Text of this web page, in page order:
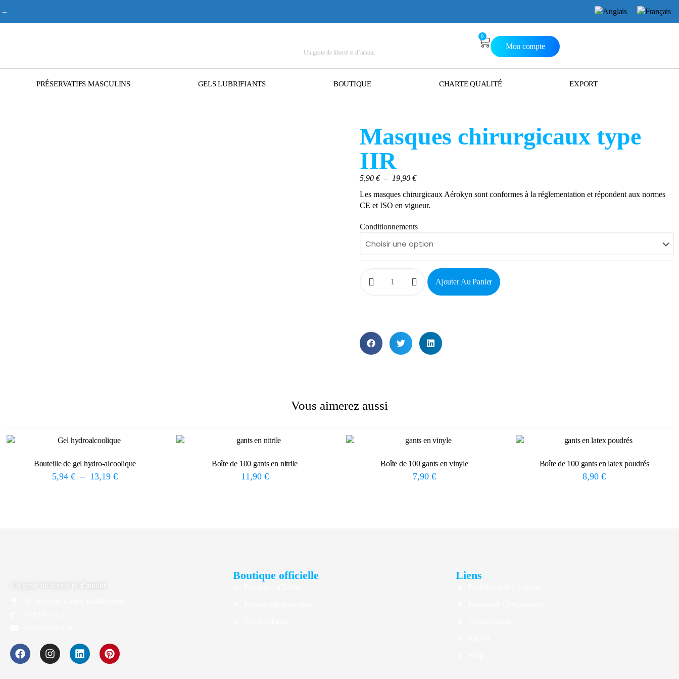
–
Un geste de liberté et d’amour
0
Mon compte
PRÉSERVATIFS MASCULINS GELS LUBRIFIANTS BOUTIQUE CHARTE QUALITÉ EXPORT
Masques chirurgicaux type
IIR
5,90 € – 19,90 €
Les masques chirurgicaux Aérokyn sont conformes à la réglementation et répondent aux normes
CE et ISO en vigueur.
Conditionnements
Ajouter Au Panier
Vous aimerez aussi
Bouteille de gel hydro-alcoolique
5,94 € – 13,19 €
Boîte de 100 gants en nitrile
11,90 €
Boîte de 100 gants en vinyle
7,90 €
Boîte de 100 gants en latex poudrés
8,90 €
Un geste de liberté et d’amour
Boutique officielle Liens